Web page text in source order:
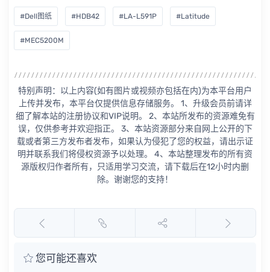
#Dell图纸 #HDB42 #LA-L591P #Latitude
#MEC5200M
特别声明：以上内容(如有图片或视频亦包括在内)为本平台用户
上传并发布，本平台仅提供信息存储服务。 1、升级会员前请详
细了解本站的注册协议和VIP说明。 2、本站所发布的资源难免有
误，仅供参考并欢迎指正。 3、本站资源部分来自网上公开的下
载或者第三方发布者发布，如果认为侵犯了您的权益，请出示证
明并联系我们将侵权资源予以处理。 4、本站整理发布的所有资
源版权归作者所有，只适用学习交流，请下载后在12小时内删
除。谢谢您的支持！
您可能还喜欢